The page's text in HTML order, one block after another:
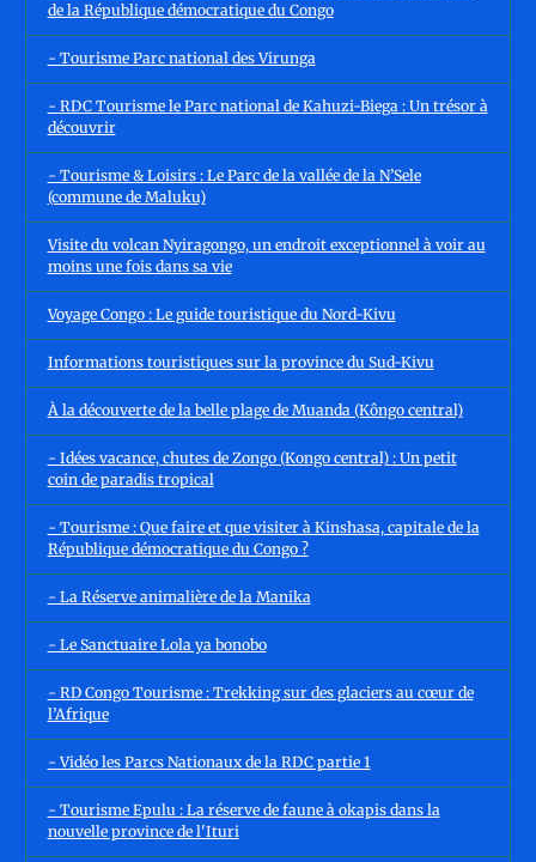
de la République démocratique du Congo
- Tourisme Parc national des Virunga
- RDC Tourisme le Parc national de Kahuzi-Biega : Un trésor à
découvrir
- Tourisme & Loisirs : Le Parc de la vallée de la N’Sele
(commune de Maluku)
Visite du volcan Nyiragongo, un endroit exceptionnel à voir au
moins une fois dans sa vie
Voyage Congo : Le guide touristique du Nord-Kivu
Informations touristiques sur la province du Sud-Kivu
À la découverte de la belle plage de Muanda (Kôngo central)
- Idées vacance, chutes de Zongo (Kongo central) : Un petit
coin de paradis tropical
- Tourisme : Que faire et que visiter à Kinshasa, capitale de la
République démocratique du Congo ?
- La Réserve animalière de la Manika
- Le Sanctuaire Lola ya bonobo
- RD Congo Tourisme : Trekking sur des glaciers au cœur de
l’Afrique
- Vidéo les Parcs Nationaux de la RDC partie 1
- Tourisme Epulu : La réserve de faune à okapis dans la
nouvelle province de l'Ituri